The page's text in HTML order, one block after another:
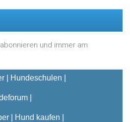
und immer am
Hundeschulen
Hund kaufen